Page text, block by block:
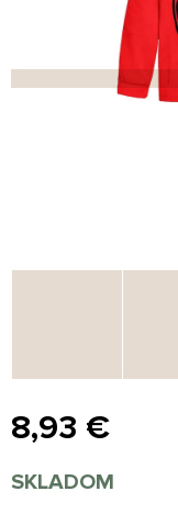
HVIEZDIČIEK.
8,93 €
cena:
SKLADOM